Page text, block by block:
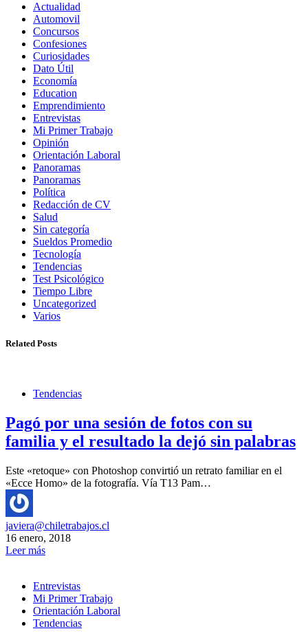
Actualidad
Automovil
Concursos
Confesiones
Curiosidades
Dato Útil
Economía
Education
Emprendimiento
Entrevistas
Mi Primer Trabajo
Opinión
Orientación Laboral
Panoramas
Panoramas
Política
Redacción de CV
Salud
Sin categoría
Sueldos Promedio
Tecnología
Tendencias
Test Psicológico
Tiempo Libre
Uncategorized
Varios
Related Posts
Tendencias
Pagó por una sesión de fotos con su
familia y el resultado la dejó sin palabras
Este «retoque» con Photoshop convirtió un retrato familiar en el
«Ecce Homo» de la fotografía. Vía T13 Pam…
javiera@chiletrabajos.cl
16 enero, 2018
Leer más
Entrevistas
Mi Primer Trabajo
Orientación Laboral
Tendencias